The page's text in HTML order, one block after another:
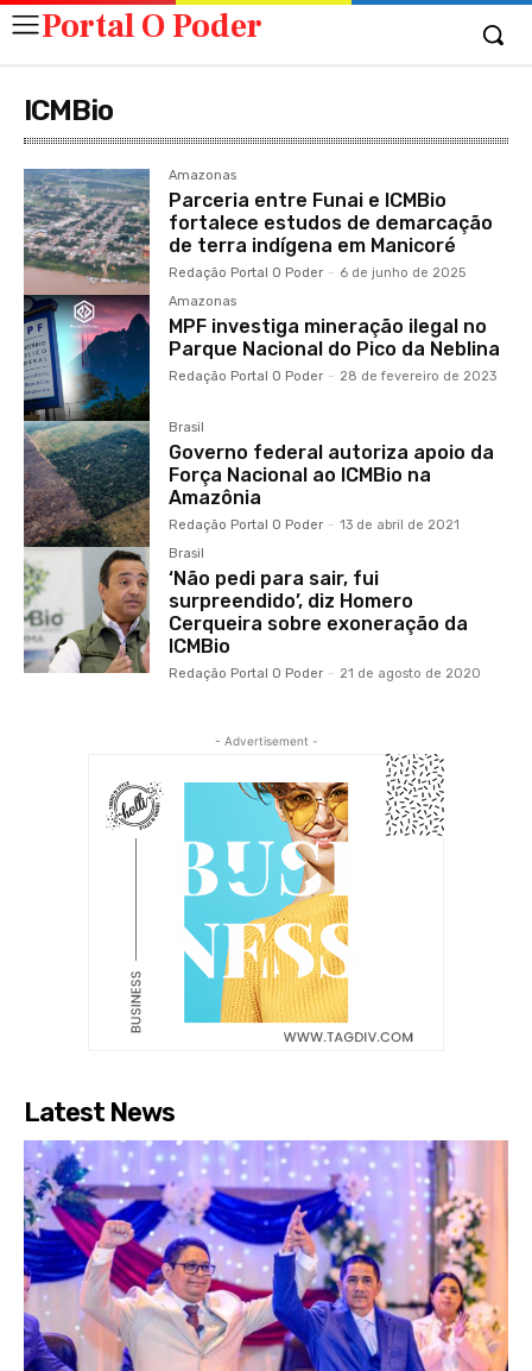
Portal O Poder
ICMBio
Amazonas
Parceria entre Funai e ICMBio
fortalece estudos de demarcação
de terra indígena em Manicoré
Redação Portal O Poder - 6 de junho de 2025
Amazonas
MPF investiga mineração ilegal no
Parque Nacional do Pico da Neblina
Redação Portal O Poder - 28 de fevereiro de 2023
Brasil
Governo federal autoriza apoio da
Força Nacional ao ICMBio na
Amazônia
Redação Portal O Poder - 13 de abril de 2021
Brasil
‘Não pedi para sair, fui
surpreendido’, diz Homero
Cerqueira sobre exoneração da
ICMBio
Redação Portal O Poder - 21 de agosto de 2020
- Advertisement -
Latest News